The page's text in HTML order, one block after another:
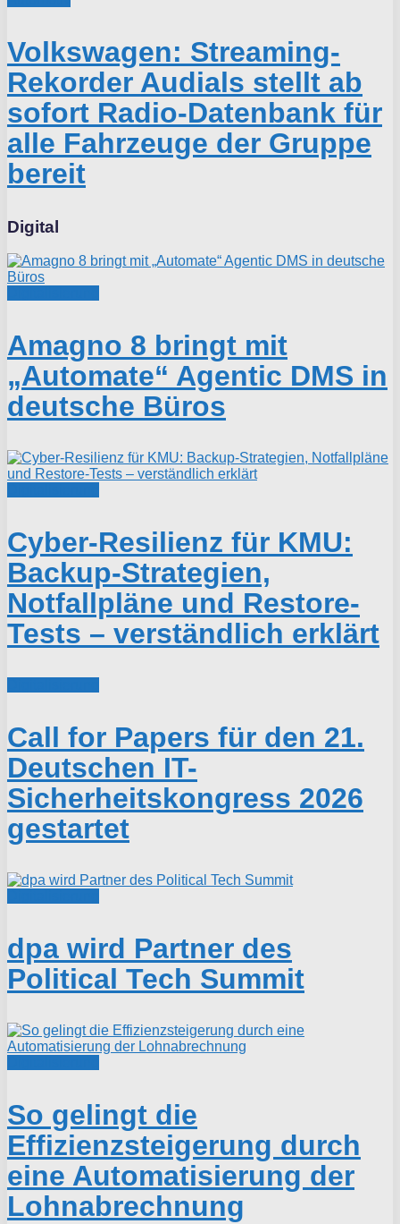
Volkswagen: Streaming-
Rekorder Audials stellt ab
sofort Radio-Datenbank für
alle Fahrzeuge der Gruppe
bereit
Digital
Amagno 8 bringt mit
„Automate“ Agentic DMS in
deutsche Büros
Cyber-Resilienz für KMU:
Backup-Strategien,
Notfallpläne und Restore-
Tests – verständlich erklärt
Call for Papers für den 21.
Deutschen IT-
Sicherheitskongress 2026
gestartet
dpa wird Partner des
Political Tech Summit
So gelingt die
Effizienzsteigerung durch
eine Automatisierung der
Lohnabrechnung